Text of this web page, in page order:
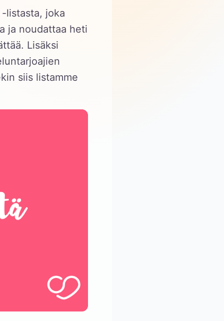
listasta, joka
ja noudattaa heti
Lisäksi
siis listamme